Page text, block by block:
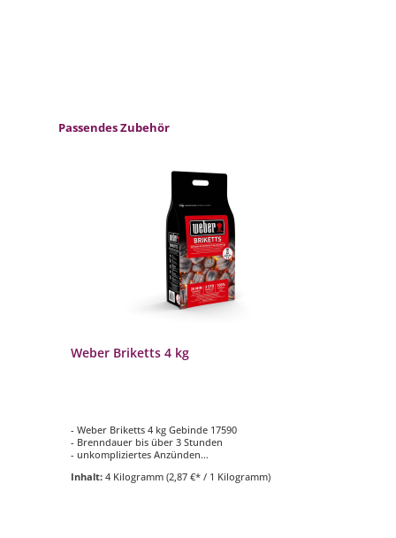
Produktgalerie überspringen
Passendes Zubehör
Weber Briketts 4 kg
- Weber Briketts 4 kg Gebinde 17590
- Brenndauer bis über 3 Stunden
- unkompliziertes Anzünden
- perfekt für unterwegs
Inhalt: 4 Kilogramm (2,87 €* / 1 Kilogramm)